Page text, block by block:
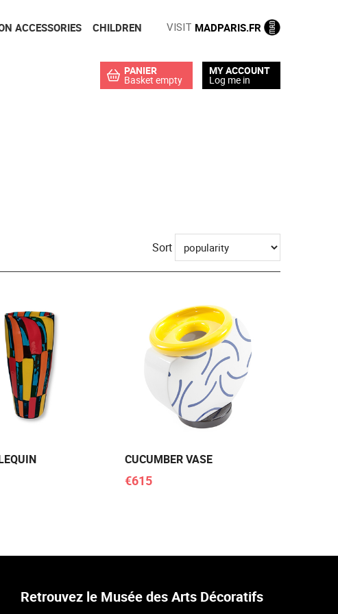
PANIER
Basket empty
MY ACCOUNT
Log me in
ACCESSORIES CHILDREN VISIT MADPARIS.FR
Sort
CUCUMBER VASE
€615
Retrouvez le Musée des Arts Décoratifs